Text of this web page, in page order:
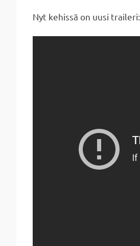
Nyt kehissä on uusi traileri: